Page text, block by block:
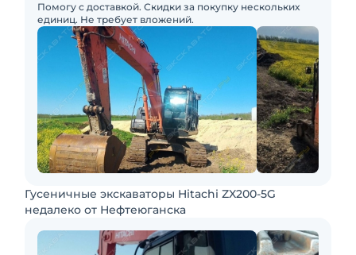
Помогу с доставкой. Скидки за покупку нескольких
единиц. Не требует вложений.
Гусеничные экскаваторы Hitachi ZX200-5G
недалеко от Нефтеюганска